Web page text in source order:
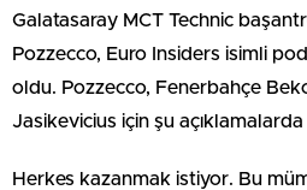
Galatasaray MCT Technic
Pozzecco, Euro Insiders isimli
oldu. Pozzecco, Fenerbahçe
Jasikevicius için şu
Herkes kazanmak istiyor. Bu